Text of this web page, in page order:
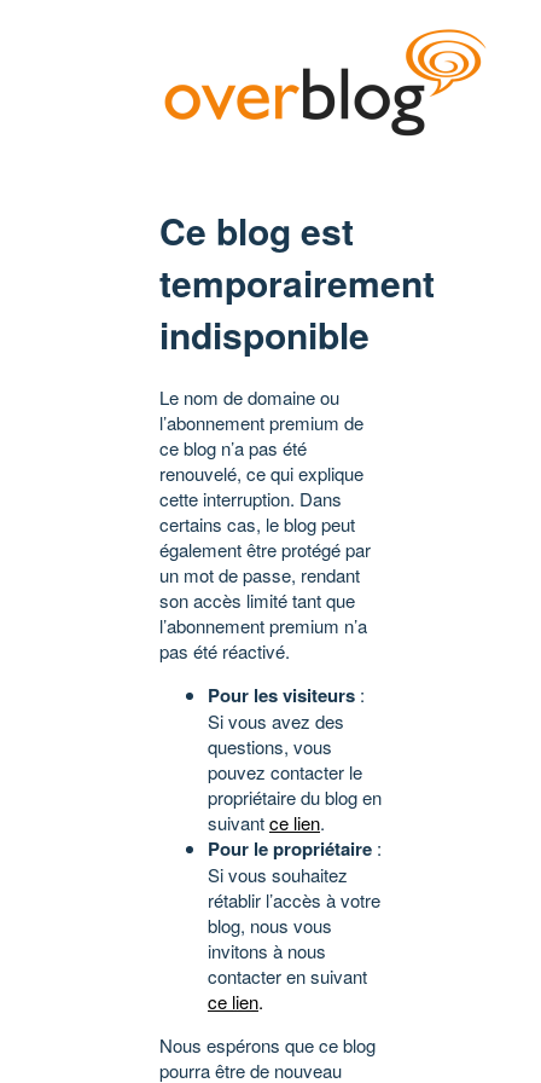
Ce blog est
temporairement
indisponible
Le nom de domaine ou
l’abonnement premium de
ce blog n’a pas été
renouvelé, ce qui explique
cette interruption. Dans
certains cas, le blog peut
également être protégé par
un mot de passe, rendant
son accès limité tant que
l’abonnement premium n’a
pas été réactivé.
Pour les visiteurs :
Si vous avez des
questions, vous
pouvez contacter le
propriétaire du blog en
suivantce lien.
Pour le propriétaire :
Si vous souhaitez
rétablir l’accès à votre
blog, nous vous
invitons à nous
contacter en suivant
ce lien.
Nous espérons que ce blog
pourra être de nouveau